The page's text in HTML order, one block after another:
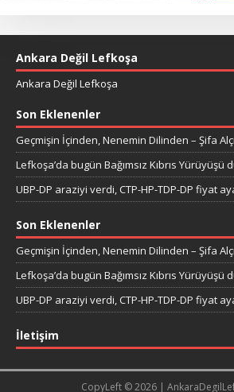
Ankara Değil Lefkoşa
Ankara Değil Lefkoşa
Son Eklenenler
Geçmişin İçinden, Nenemin Dilinden – Şifa
Lefkoşa’da bugün Bağımsız Kıbrıs
UBP-DP araziyi verdi, CTP-HP-TDP-DP fiyat
Son Eklenenler
Geçmişin İçinden, Nenemin Dilinden – Şifa
Lefkoşa’da bugün Bağımsız Kıbrıs
UBP-DP araziyi verdi, CTP-HP-TDP-DP fiyat
İletişim
CopyLeft © 2026 |